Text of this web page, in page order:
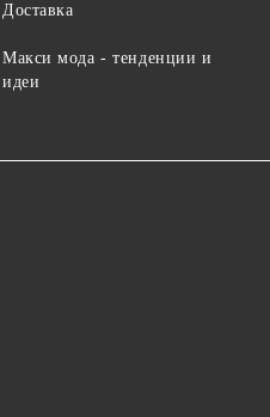
Доставка
Макси мода - тенденции и
идеи